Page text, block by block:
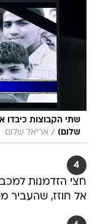
שתי הקבוצות כיבדו
שלום) / אריאל שלום
4
חצי הזדמנות
אל חוזז, שהעביר